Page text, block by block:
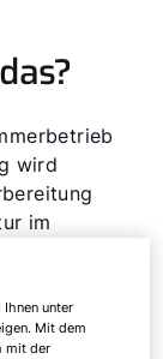
wird
im
unter
Mit dem
mit der